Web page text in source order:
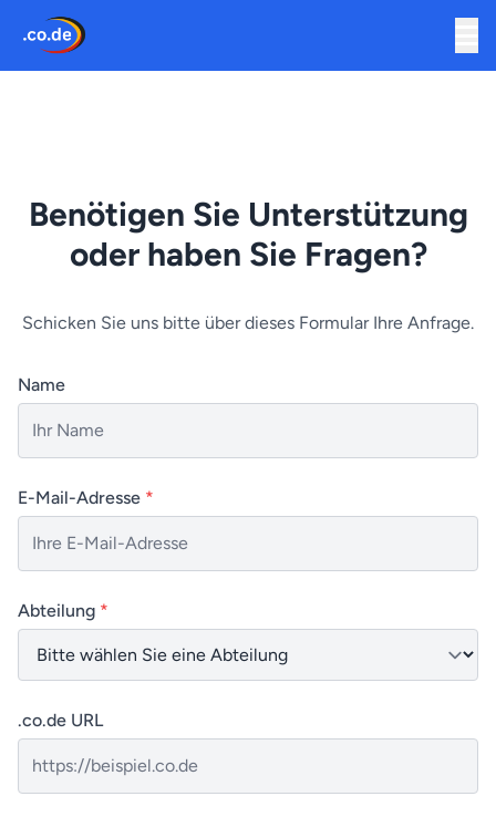
Benötigen Sie Unterstützung
oder haben Sie Fragen?
Schicken Sie uns bitte über dieses Formular Ihre Anfrage.
Name
E-Mail-Adresse *
Abteilung *
.co.de URL